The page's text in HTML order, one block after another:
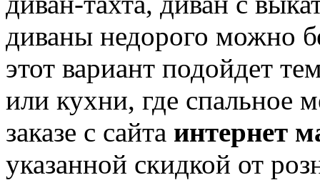
диваны недорого можно
этот вариант подойдет
или кухни, где спальное
заказе с сайта интернет
указанной скидкой от